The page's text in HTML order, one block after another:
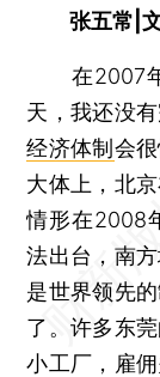
张五常|
在2007年
天，我还没
经济体制 会
大体上，北
情形在2008
法出台，南
是世界领先
了。许多东
小工厂，雇